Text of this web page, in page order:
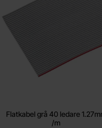
Flatkabel grå 40 ledare
/m